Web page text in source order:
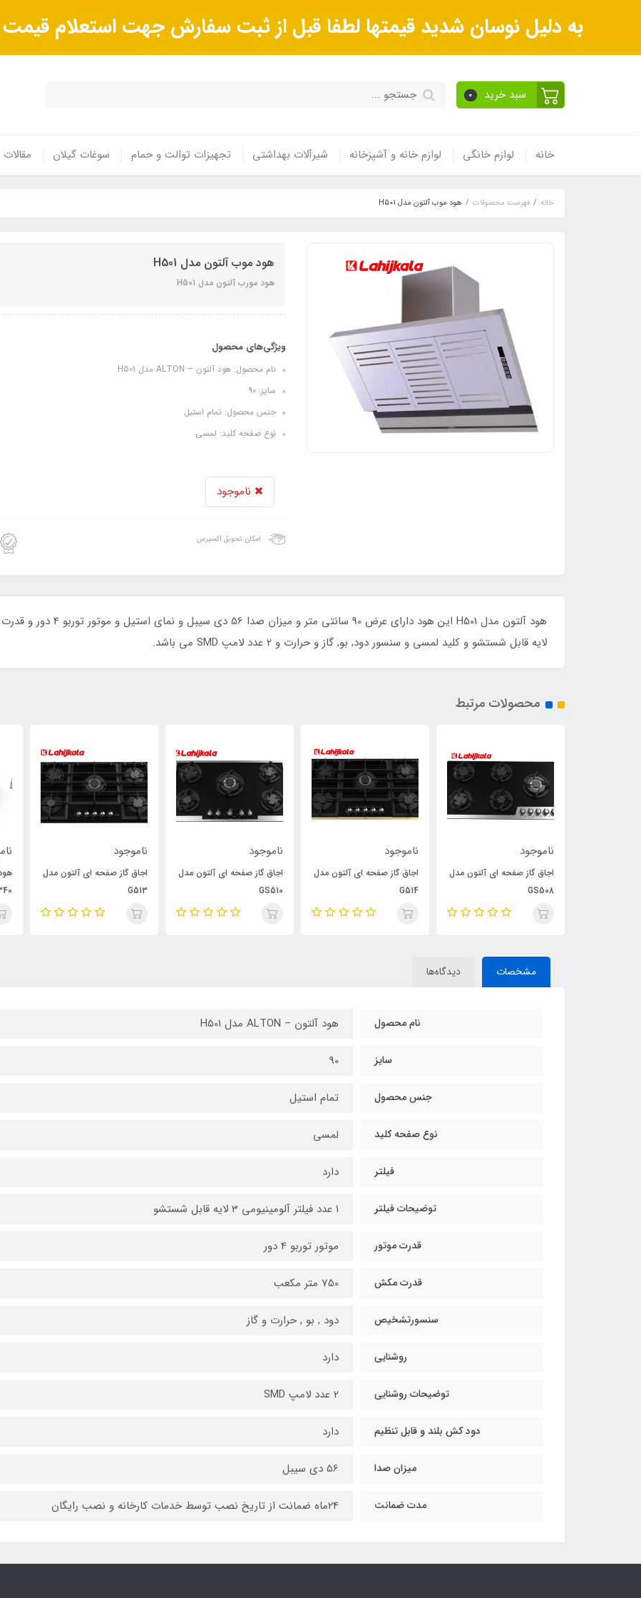
به دلیل نوسان شدید قیمتها لطفا قبل از ثبت سفارش جهت استعلام
سبد خرید 0
خانه لوازم خانگی لوازم خانه و آشپزخانه شیرآلات بهداشتی تجهیزات توالت و حمام سوغات گیلان مقالات
خانه فهرست محصولات هود موب آلتون مدل H501
هود موب آلتون مدل H501
هود مورب آلتون مدل H501
ویژگی‌های محصول
نام محصول: هود آلتون – ALTON مدل H501
سایز: 90
جنس محصول: تمام استیل
نوع صفحه کلید: لمسی
ناموجود
امکان تحویل اکسپرس
لایه قابل شستشو و کلید لمسی و سنسور دود, بو, گاز و حرارت و 2 عدد لامپ SMD می باشد.
محصولات مرتبط
ناموجود
اجاق گاز صفحه ای آلتون مدل
GS508
ناموجود
اجاق گاز صفحه ای آلتون مدل
G514
ناموجود
اجاق گاز صفحه ای آلتون مدل
GS510
ناموجود
اجاق گاز صفحه ای آلتون مدل
G513
مشخصات دیدگاه‌ها
نام محصول هود آلتون – ALTON مدل H501
سایز 90
جنس محصول تمام استیل
نوع صفحه کلید لمسی
فیلتر دارد
توضیحات فیلتر 1 عدد فیلتر آلومینیومی 3 لایه قابل شستشو
قدرت موتور موتور توربو 4 دور
قدرت مکش 750 متر مکعب
سنسورتشخیص دود , بو , حرارت و گاز
روشنایی دارد
توضیحات روشنایی 2 عدد لامپ SMD
دود کش بلند و قابل تنظیم دارد
میزان صدا 56 دی سیبل
مدت ضمانت 24ماه ضمانت از تاریخ نصب توسط خدمات کارخانه و نصب رایگان